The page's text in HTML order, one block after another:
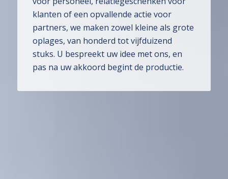
klanten of een opvallende actie voor
partners, we maken zowel kleine als grote
oplages, van honderd tot vijfduizend
stuks. U bespreekt uw idee met ons, en
pas na uw akkoord begint de productie.